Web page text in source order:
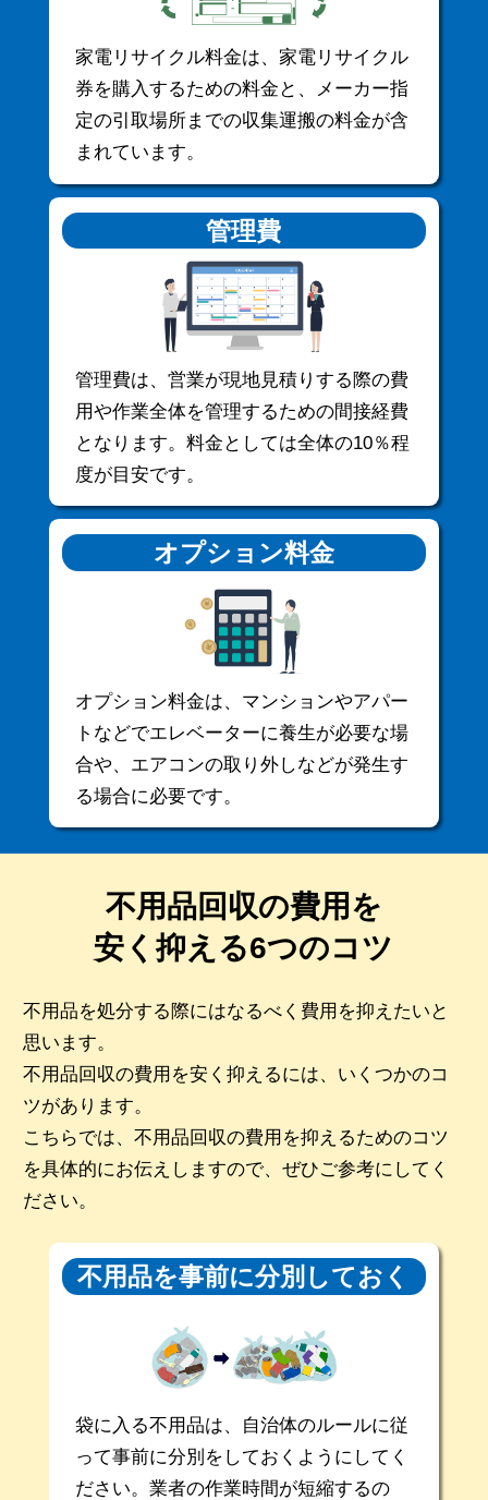
家電リサイクル料金は、家電リサイクル
券を購入するための料金と、メーカー指
定の引取場所までの収集運搬の料金が含
まれています。
管理費
管理費は、営業が現地見積りする際の費
用や作業全体を管理するための間接経費
となります。料金としては全体の10％程
度が目安です。
オプション料金
オプション料金は、マンションやアパー
トなどでエレベーターに養生が必要な場
合や、エアコンの取り外しなどが発生す
る場合に必要です。
不用品回収の費用を
安く抑える6つのコツ
不用品を処分する際にはなるべく費用を抑えたいと
思います。
不用品回収の費用を安く抑えるには、いくつかのコ
ツがあります。
こちらでは、不用品回収の費用を抑えるためのコツ
を具体的にお伝えしますので、ぜひご参考にしてく
ださい。
不用品を事前に分別しておく
袋に入る不用品は、自治体のルールに従
って事前に分別をしておくようにしてく
ださい。業者の作業時間が短縮するの